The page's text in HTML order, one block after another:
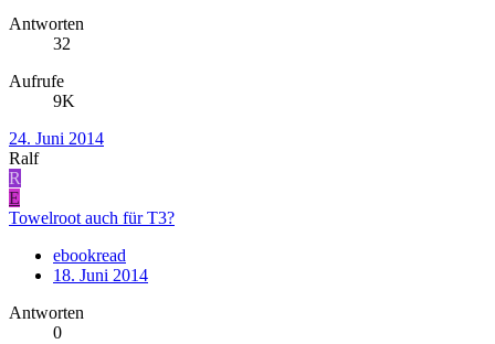
Antworten
32
Aufrufe
9K
24. Juni 2014
Ralf
R
E
Towelroot auch für T3?
ebookread
18. Juni 2014
Antworten
0